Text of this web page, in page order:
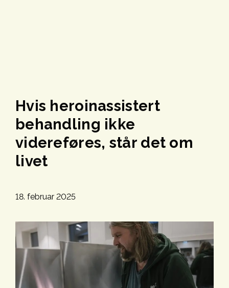
Hvis heroinassistert
behandling ikke
videreføres, står det om
livet
18. februar 2025